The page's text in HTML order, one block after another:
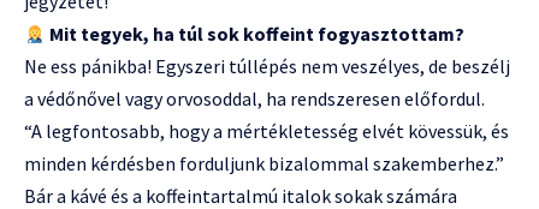
Mit tegyek, ha túl sok koffeint fogyasztottam?
Ne ess pánikba! Egyszeri túllépés nem veszélyes, de beszélj
a védőnővel vagy orvosoddal, ha rendszeresen előfordul.
“A legfontosabb, hogy a mértékletesség elvét kövessük, és
minden kérdésben forduljunk bizalommal szakemberhez.”
Bár a kávé és a koffeintartalmú italok sokak számára